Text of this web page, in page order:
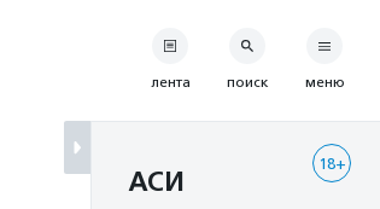
лента поиск меню
18+
АСИ